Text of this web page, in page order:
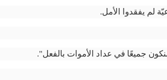
لم يفقدوا الأمل.
جميعًا في عداد الأموات بالفعل".